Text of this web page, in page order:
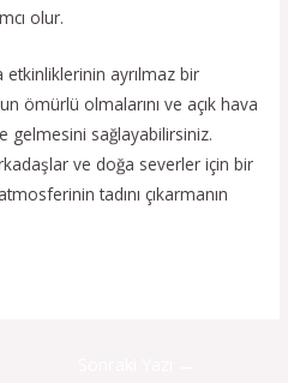
olur.
etkinliklerinin ayrılmaz bir
ömürlü olmalarını ve açık hava
gelmesini sağlayabilirsiniz.
ve doğa severler için bir
tadını çıkarmanın